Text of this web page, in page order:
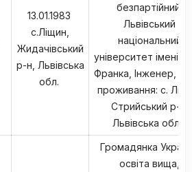
13.01.1983
с.Ліщин,
Жидачівський
р-н, Львівська
обл.
безпартійний,
Львівський
національний
університет імені
Франка, Інженер,
проживання: с.
Стрийський р-н,
Львівська обл.,
Громадянка
освіта вища,